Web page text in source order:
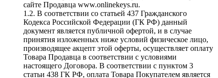
сайте Продавца www.onlinekeys.ru.
1.2. В соответствии со статьей 437 Гражданского
Кодекса Российской Федерации (ГК РФ) данный
документ является публичной офертой, и в случае
принятия изложенных ниже условий физическое лицо,
производящее акцепт этой оферты, осуществляет оплату
Товара Продавца в соответствии с условиями
настоящего Договора. В соответствии с пунктом 3
статьи 438 ГК РФ, оплата Товара Покупателем является